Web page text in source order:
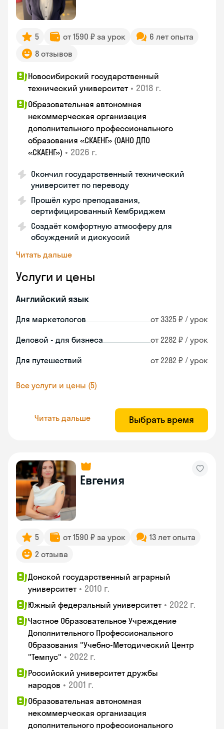
5 от 1590 ₽ за урок
6 лет опыта
8 отзывов
Новосибирский государственный
технический университет • 2018 г.
Образовательная автономная
некоммерческая организация
дополнительного профессионального
образования «СКАЕНГ» (ОАНО ДПО
«СКАЕНГ») • 2026 г.
Окончил государственный технический
университет по переводу
Прошёл курс преподавания,
сертифицированный Кембриджем
Создаёт комфортную атмосферу для
обсуждений и дискуссий
Читать дальше
Услуги и цены
Английский язык
Для маркетологов от 3325 ₽ / урок
Деловой - для бизнеса от 2282 ₽ / урок
Для путешествий от 2282 ₽ / урок
Все услуги и цены (5)
Читать дальше Выбрать время
Евгения
5 от 1590 ₽ за урок
13 лет опыта
2 отзыва
Донской государственный аграрный
университет • 2010 г.
Южный федеральный университет • 2022 г.
Частное Образовательное Учреждение
Дополнительного Профессионального
Образования "Учебно-Методический Центр
"Темпус" • 2022 г.
Российский университет дружбы
народов • 2001 г.
Образовательная автономная
некоммерческая организация
дополнительного профессионального